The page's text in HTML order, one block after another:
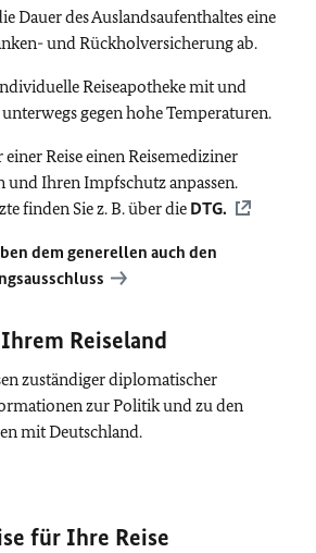
Dauer des Auslandsaufenthaltes eine
und Rückholversicherung ab.
Reiseapotheke mit und
unterwegs gegen hohe Temperaturen.
einer Reise einen Reisemediziner
und Ihren Impfschutz anpassen.
finden Sie z. B. über die DTG.
dem generellen auch den
Reiseland
zuständiger diplomatischer
zur Politik und zu den
mit Deutschland.
für Ihre Reise